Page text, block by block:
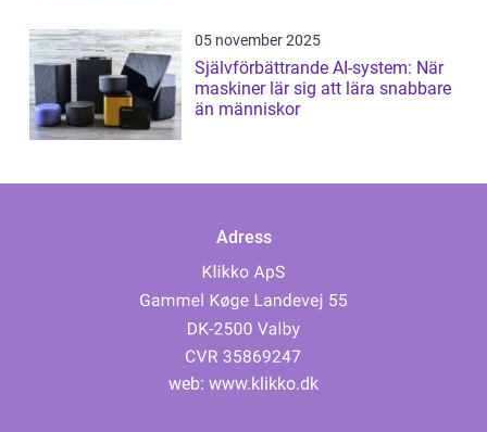
05 november 2025
Självförbättrande AI-system: När
maskiner lär sig att lära snabbare
än människor
Adress
web: www.klikko.dk